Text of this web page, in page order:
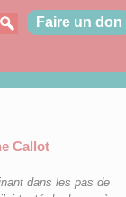
Faire un don
Callot
dans les pas de